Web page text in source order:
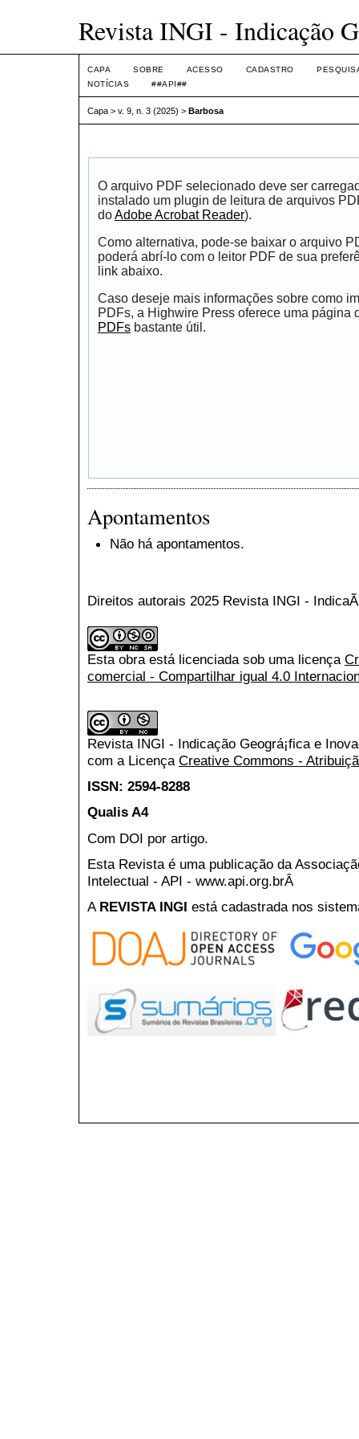
Revista INGI - Indicação
CAPA SOBRE ACESSO CADASTRO
NOTÍCIAS
##API##
Capa > v. 9, n. 3 (2025) > Barbosa
O arquivo PDF selecionado deve ser
instalado um plugin de leitura de arquivos
doAdobe Acrobat Reader).
Como alternativa, pode-se baixar o arquivo
poderá abrí-lo com o leitor PDF de sua
link abaixo.
Caso deseje mais informações sobre como
PDFs, a Highwire Press oferece uma página
PDFs bastante útil.
Apontamentos
Não há apontamentos.
Direitos autorais 2025 Revista INGI -
Esta obra está licenciada sob uma licença
comercial - Compartilhar igual 4.0
Revista INGI - Indicação Geográ¡fica e
com a Licença Creative Commons -
ISSN: 2594-8288
Qualis A4
Com DOI por artigo.
Esta Revista é uma publicação da
Intelectual - API - www.api.org.brÂ
A REVISTA INGI está cadastrada nos